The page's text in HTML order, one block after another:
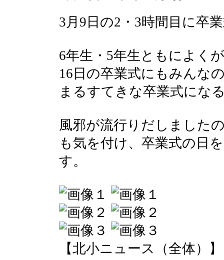
3月9日の2・3時間目に卒
6年生・5年生ともによく
16日の卒業式にもみんな
まるすてきな卒業式にな
風邪が流行りだしました
も気を付け、卒業式の日
す。
【北小ニュース（全体）